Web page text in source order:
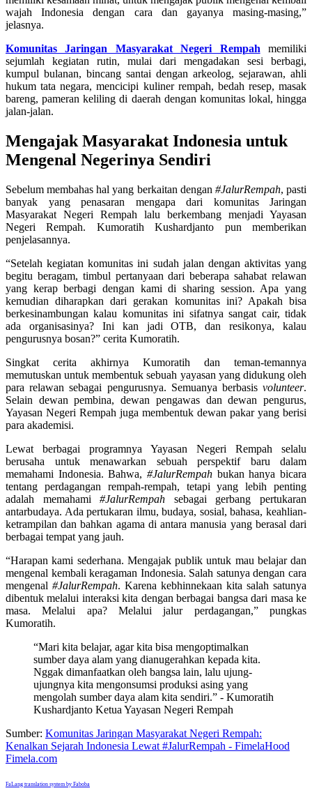
wajah Indonesia dengan cara dan gayanya masing-masing,”
jelasnya.
Komunitas Jaringan Masyarakat Negeri Rempah memiliki
sejumlah kegiatan rutin, mulai dari mengadakan sesi berbagi,
kumpul bulanan, bincang santai dengan arkeolog, sejarawan, ahli
hukum tata negara, mencicipi kuliner rempah, bedah resep, masak
bareng, pameran keliling di daerah dengan komunitas lokal, hingga
jalan-jalan.
Mengajak Masyarakat Indonesia untuk
Mengenal Negerinya Sendiri
Sebelum membahas hal yang berkaitan dengan #JalurRempah, pasti
banyak yang penasaran mengapa dari komunitas Jaringan
Masyarakat Negeri Rempah lalu berkembang menjadi Yayasan
Negeri Rempah. Kumoratih Kushardjanto pun memberikan
penjelasannya.
“Setelah kegiatan komunitas ini sudah jalan dengan aktivitas yang
begitu beragam, timbul pertanyaan dari beberapa sahabat relawan
yang kerap berbagi dengan kami di sharing session. Apa yang
kemudian diharapkan dari gerakan komunitas ini? Apakah bisa
berkesinambungan kalau komunitas ini sifatnya sangat cair, tidak
ada organisasinya? Ini kan jadi OTB, dan resikonya, kalau
pengurusnya bosan?” cerita Kumoratih.
Singkat cerita akhirnya Kumoratih dan teman-temannya
memutuskan untuk membentuk sebuah yayasan yang didukung oleh
para relawan sebagai pengurusnya. Semuanya berbasis volunteer.
Selain dewan pembina, dewan pengawas dan dewan pengurus,
Yayasan Negeri Rempah juga membentuk dewan pakar yang berisi
para akademisi.
Lewat berbagai programnya Yayasan Negeri Rempah selalu
berusaha untuk menawarkan sebuah perspektif baru dalam
memahami Indonesia. Bahwa, #JalurRempah bukan hanya bicara
tentang perdagangan rempah-rempah, tetapi yang lebih penting
adalah memahami#JalurRempah sebagai gerbang pertukaran
antarbudaya. Ada pertukaran ilmu, budaya, sosial, bahasa, keahlian-
ketrampilan dan bahkan agama di antara manusia yang berasal dari
berbagai tempat yang jauh.
“Harapan kami sederhana. Mengajak publik untuk mau belajar dan
mengenal kembali keragaman Indonesia. Salah satunya dengan cara
mengenal #JalurRempah. Karena kebhinnekaan kita salah satunya
dibentuk melalui interaksi kita dengan berbagai bangsa dari masa ke
masa. Melalui apa? Melalui jalur perdagangan,” pungkas
Kumoratih.
“Mari kita belajar, agar kita bisa mengoptimalkan
sumber daya alam yang dianugerahkan kepada kita.
Nggak dimanfaatkan oleh bangsa lain, lalu ujung-
ujungnya kita mengonsumsi produksi asing yang
mengolah sumber daya alam kita sendiri.” - Kumoratih
Kushardjanto Ketua Yayasan Negeri Rempah
Sumber: Komunitas Jaringan Masyarakat Negeri Rempah:
Kenalkan Sejarah Indonesia Lewat #JalurRempah - FimelaHood
Fimela.com
FaLang translation system by Faboba